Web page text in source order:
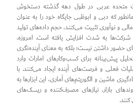
متحده عربی در طول دهه گذشته دستخوش
که دبی و ابوظبی جایگاه خود را به عنوان
و نوآوری تثبیت می‌کنند، حجم داده‌های تولید
به شدت افزایش یافته است. امروزه،
حضور داشتن نیست؛ بلکه به معنای آینده‌نگری
پیش‌بینانه برای کسب‌وکارهای امارات وارد
فعلی و فرصت‌های آینده ایجاد می‌کنند. با
ماشین و الگوریتم‌های آماری، این ابزارها به
بازار، نیازهای مصرف‌کننده و ریسک‌های